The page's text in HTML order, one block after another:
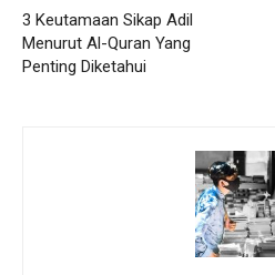
3 Keutamaan Sikap Adil
Menurut Al-Quran Yang
Penting Diketahui